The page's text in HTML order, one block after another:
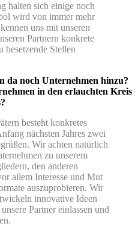
halten sich einige noch
wird von immer mehr
uns mit unseren
Partnern konkrete
besetzende Stellen
da noch Unternehmen hinzu?
in den erlauchten Kreis
besteht konkretes
nächsten Jahres zwei
Wir achten natürlich
zu unserem
den anderen
allem Interesse und Mut
auszuprobieren. Wir
innovative Ideen
Partner einlassen und